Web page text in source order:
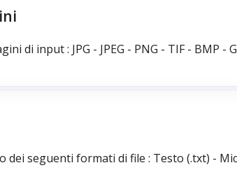
di input : JPG - JPEG - PNG - TIF - BMP -
seguenti formati di file : Testo (.txt) -